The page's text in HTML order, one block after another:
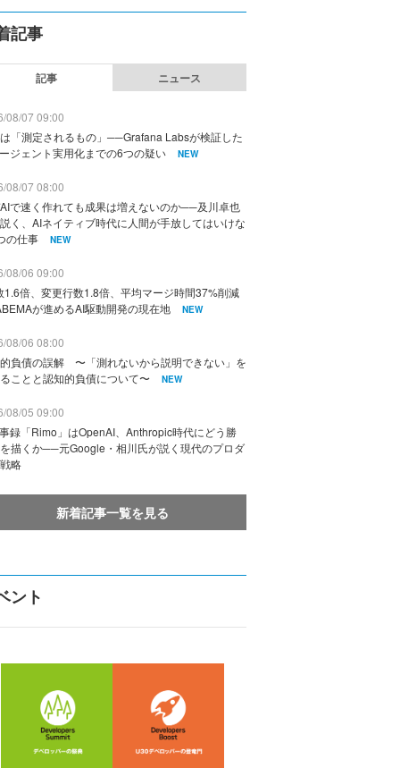
記事
記事 ニュース
08/07 09:00
「測定されるもの」──Grafana Labsが検証した
ジェント実用化までの6つの疑い
NEW
08/07 08:00
で速く作れても成果は増えないのか──及川卓也
く、AIネイティブ時代に人間が手放してはいけな
の仕事
NEW
08/06 09:00
1.6倍、変更行数1.8倍、平均マージ時間37%削減
が進めるAI駆動開発の現在地
NEW
08/06 08:00
負債の誤解 〜「測れないから説明できない」を
ことと認知的負債について〜
NEW
08/05 09:00
録「Rimo」はOpenAI、Anthropic時代にどう勝
描くか──元Google・相川氏が説く現代のプロダ
略
新着記事一覧を見る
ント